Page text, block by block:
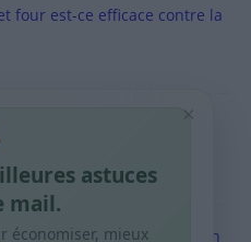
four est-ce efficace contre la
: routine simple +
: comment économiser en
×
astuces
mail.
économiser, mieux